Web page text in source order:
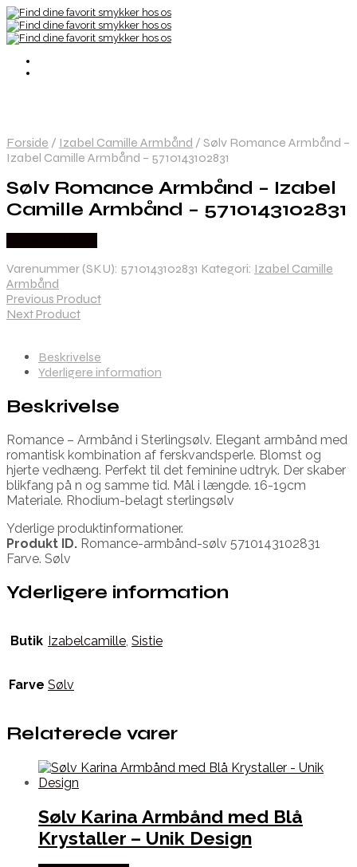
Forside / Izabel Camille Armbånd / Sølv Romance Armbånd –
Izabel Camille Armbånd – 5710143102831
Sølv Romance Armbånd – Izabel
Camille Armbånd – 5710143102831
Varenummer (SKU): 5710143102831 Kategori: Izabel Camille
Armbånd
Previous Product
Next Product
Beskrivelse
Yderligere information
Beskrivelse
Romance – Armbånd i Sterlingsølv. Elegant armbånd med
romantisk kombination af ferskvandsperle. Blomst og
hjerte vedhæng. Perfekt til det feminine udtryk. Der skaber
blikfang på n og samme tid. Mål i længde. 16-19cm
Materiale. Rhodium-belagt sterlingsølv
Yderlige produktinformationer.
Produkt ID. Romance-armbånd-sølv 5710143102831
Farve. Sølv
Yderligere information
Butik Izabelcamille, Sistie
Farve Sølv
Relaterede varer
Sølv Karina Armbånd med Blå
Krystaller – Unik Design